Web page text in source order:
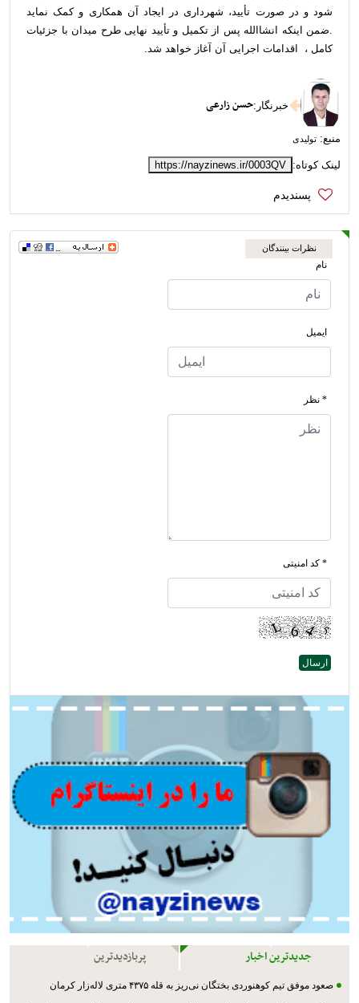
شود و در صورت تأیید، شهرداری در ایجاد آن همکاری و کمک نماید
.ضمن اینکه انشاالله پس از تکمیل و تأیید نهایی طرح میدان با جزئیات
کامل ، اقدامات اجرایی آن آغاز خواهد شد.
خبرنگار :حسن زارعی
منبع: تولیدی
لینک کوتاه: https://nayzinews.ir/0003QV
نظرات بینندگان
نام
ایمیل
* نظر
* کد امنیتی
جدیدترین اخبار پربازدیدترین
صعود موفق تیم کوهنوردی بختگان نی‌ریز به قله ۴۳۷۵ متری لاله‌زار کرمان